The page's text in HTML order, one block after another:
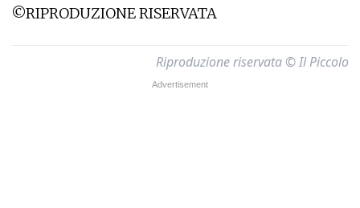
©RIPRODUZIONE RISERVATA
Riproduzione riservata © Il Piccolo